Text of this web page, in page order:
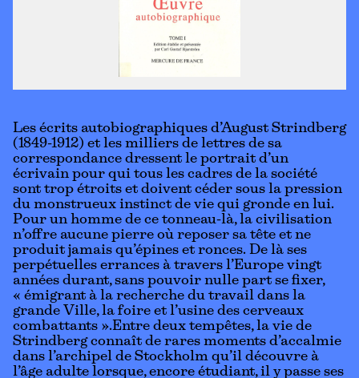
Les écrits autobiographiques d’August Strindberg
(1849-1912) et les milliers de lettres de sa
correspondance dressent le portrait d’un
écrivain pour qui tous les cadres de la société
sont trop étroits et doivent céder sous la pression
du monstrueux instinct de vie qui gronde en lui.
Pour un homme de ce tonneau-là, la civilisation
n’offre aucune pierre où reposer sa tête et ne
produit jamais qu’épines et ronces. De là ses
perpétuelles errances à travers l’Europe vingt
années durant, sans pouvoir nulle part se fixer,
« émigrant à la recherche du travail dans la
grande Ville, la foire et l’usine des cerveaux
combattants ».Entre deux tempêtes, la vie de
Strindberg connaît de rares moments d’accalmie
dans l’archipel de Stockholm qu’il découvre à
l’âge adulte lorsque, encore étudiant, il y passe ses